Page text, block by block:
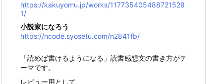
https://kakuyomu.jp/works/117735405488721528
1/
小説家になろう
https://ncode.syosetu.com/n2841fb/
「読めば書けるようになる」読書感想文の書き方がテ
ーマです。
レビュー用として、